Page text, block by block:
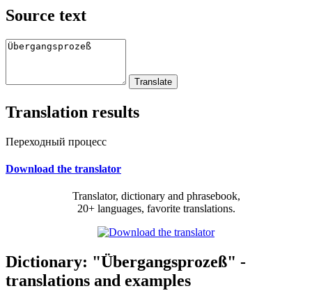
Source text
Translation results
Переходный процесс
Download the translator
Translator, dictionary and phrasebook,
20+ languages, favorite translations.
Dictionary: "Übergangsprozeß" -
translations and examples